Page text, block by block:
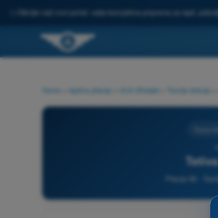
Otkrijte naš novi portal: vaša kompletna priprema za ispit,
Home Ispitna pitanja ULA Ultralaki Teorija letenja
Pitanje 66 -